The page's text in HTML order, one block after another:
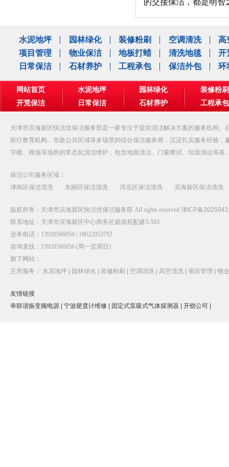
水泥地坪 园林绿化 装修粉刷 空调清洗
高
项目管理
物业保洁 地板打蜡 清洗地毯
开
日常保洁
石材养护 工程承包 保洁外包 环
网站首页 水泥地坪 园林绿化
装修粉刷
开荒保洁
日常保洁 石材养护
工程承包
天津市滨海新区快洁优保洁服务部是一家专注于提供清洁解决方案的服务机构
医疗教育机构、市政公共区域等多场景的综合保洁服务商，沉淀扎实服务经验
字楼、商场等场所的常态化清洁维护，包含地面清洁、门窗擦拭、垃圾清运等基
保洁公司服务区域：
津南区保洁清洗
东丽区保洁清洗 河北区保洁清洗 滨海新区保洁清洗
版权所有：天津市滨海新区快洁优保洁服务部 All rights reserved 津ICP备
联系地址：天津市滨海新区中心商务区观涛苑配建3-503
业务电话：13920566956 | 18622053792
咨询直线：13920566956 (周一至周日)
旗下网站：
主营服务： 水泥地坪 | 园林绿化 | 装修粉刷 | 空调清洗 | 高空清洗 | 项目管理 | 物
友情链接
串联谐振变频电源 | 宁波硬度计维修 | 固定式泵吸式气体探测器 | 开锁公司 |